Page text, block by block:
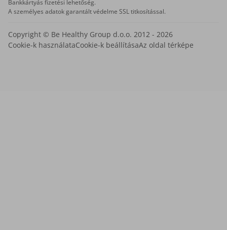
Bankkártyás fizetési lehetőség.
A személyes adatok garantált védelme SSL titkosítással.
Copyright © Be Healthy Group d.o.o. 2012 - 2026
Cookie-k használataCookie-k beállításaAz oldal térképe